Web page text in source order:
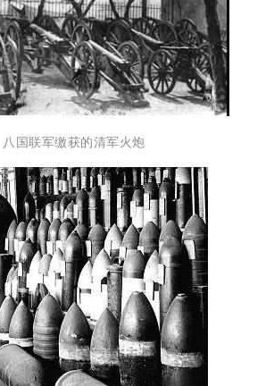
八国联军缴获的清军火炮